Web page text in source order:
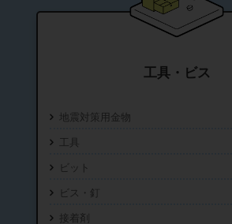
工具・ビス
地震対策用金物
工具
ビット
ビス・釘
接着剤